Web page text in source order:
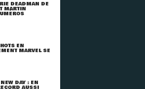
DEADMAN DE
MARTIN
EN
MARVEL SE
DAY : EN